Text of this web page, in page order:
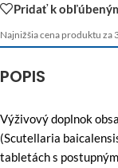
Pridať k
Najnižšia cena produktu za
POPIS
Výživový doplnok
(Scutellaria
tabletách s